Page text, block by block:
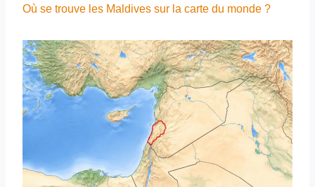
Où se trouve les Maldives sur la carte du monde ?